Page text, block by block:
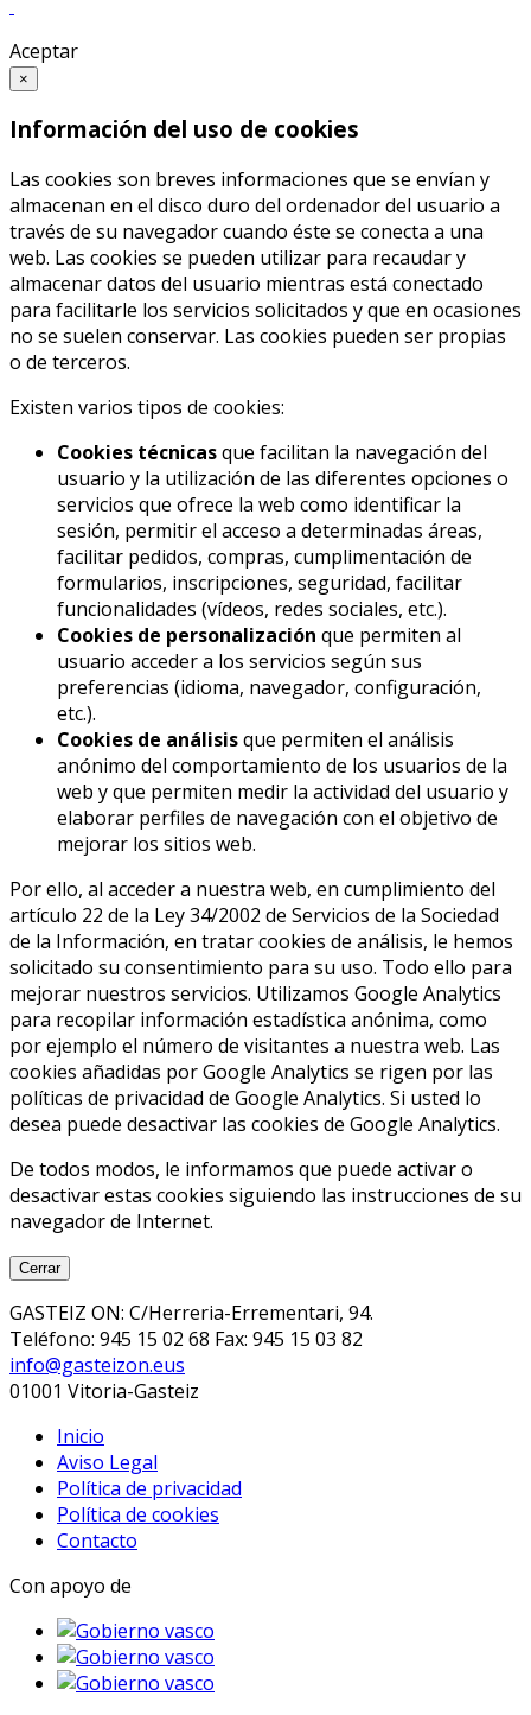
Aceptar
×
Información del uso de cookies
Las cookies son breves informaciones que se envían y
almacenan en el disco duro del ordenador del usuario a
través de su navegador cuando éste se conecta a una
web. Las cookies se pueden utilizar para recaudar y
almacenar datos del usuario mientras está conectado
para facilitarle los servicios solicitados y que en ocasiones
no se suelen conservar. Las cookies pueden ser propias
o de terceros.
Existen varios tipos de cookies:
Cookies técnicasque facilitan la navegación del
usuario y la utilización de las diferentes opciones o
servicios que ofrece la web como identificar la
sesión, permitir el acceso a determinadas áreas,
facilitar pedidos, compras, cumplimentación de
formularios, inscripciones, seguridad, facilitar
funcionalidades (vídeos, redes sociales, etc.).
Cookies de personalización que permiten al
usuario acceder a los servicios según sus
preferencias (idioma, navegador, configuración,
etc.).
Cookies de análisisque permiten el análisis
anónimo del comportamiento de los usuarios de la
web y que permiten medir la actividad del usuario y
elaborar perfiles de navegación con el objetivo de
mejorar los sitios web.
Por ello, al acceder a nuestra web, en cumplimiento del
artículo 22 de la Ley 34/2002 de Servicios de la Sociedad
de la Información, en tratar cookies de análisis, le hemos
solicitado su consentimiento para su uso. Todo ello para
mejorar nuestros servicios. Utilizamos Google Analytics
para recopilar información estadística anónima, como
por ejemplo el número de visitantes a nuestra web. Las
cookies añadidas por Google Analytics se rigen por las
políticas de privacidad de Google Analytics. Si usted lo
desea puede desactivar las cookies de Google Analytics.
De todos modos, le informamos que puede activar o
desactivar estas cookies siguiendo las instrucciones de su
navegador de Internet.
Cerrar
GASTEIZ ON: C/Herreria-Errementari, 94.
Teléfono: 945 15 02 68 Fax: 945 15 03 82
info@gasteizon.eus
01001 Vitoria-Gasteiz
Inicio
Aviso Legal
Política de privacidad
Política de cookies
Contacto
Con apoyo de